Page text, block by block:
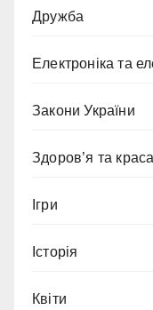
Дружба
Електроніка та
Закони України
Здоров’я та краса
Ігри
Історія
Квіти